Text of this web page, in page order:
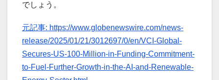
でしょう。
元記事: https://www.globenewswire.com/news-
release/2025/01/21/3012697/0/en/VCI-Global-
Secures-US-100-Million-in-Funding-Commitment-
to-Fuel-Further-Growth-in-the-AI-and-Renewable-